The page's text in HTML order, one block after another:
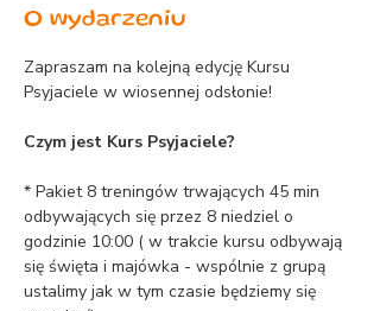
O wydarzeniu
Zapraszam na kolejną edycję Kursu
Psyjaciele w wiosennej odsłonie!
Czym jest Kurs Psyjaciele?
* Pakiet 8 treningów trwających 45 min
odbywających się przez 8 niedziel o
godzinie 10:00 ( w trakcie kursu odbywają
się święta i majówka - wspólnie z grupą
ustalimy jak w tym czasie będziemy się